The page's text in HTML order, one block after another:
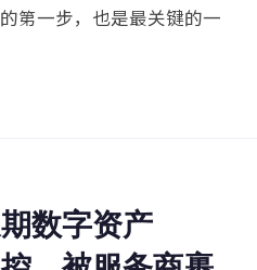
第一步，也是最关键的一
数字资产